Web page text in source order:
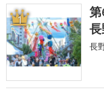
1
長